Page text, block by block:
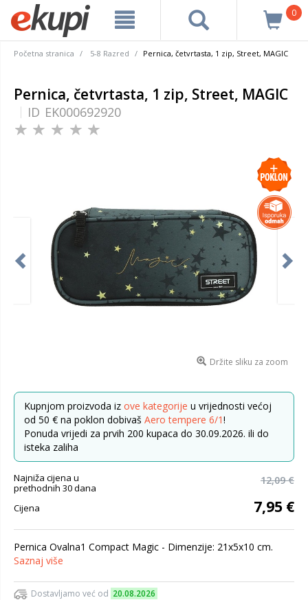
0
Početna stranica 5-8 Razred Pernica, četvrtasta, 1 zip, Street, MAGIC
Pernica, četvrtasta, 1 zip, Street, MAGIC
ID EK000692920
Držite sliku za zoom
Kupnjom proizvoda iz ove kategorije u vrijednosti većoj
od 50 € na poklon dobivaš Aero tempere 6/1!
Ponuda vrijedi za prvih 200 kupaca do 30.09.2026. ili do
isteka zaliha
Najniža cijena u
prethodnih 30 dana
12,09 €
Cijena 7,95 €
Pernica Ovalna1 Compact Magic - Dimenzije: 21x5x10 cm.
Saznaj više
Dostavljamo već od 20.08.2026